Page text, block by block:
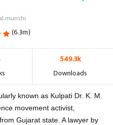
(6.3m)
549.3k
Downloads
known as Kulpati Dr. K. M.
movement activist,
Gujarat state. A lawyer by